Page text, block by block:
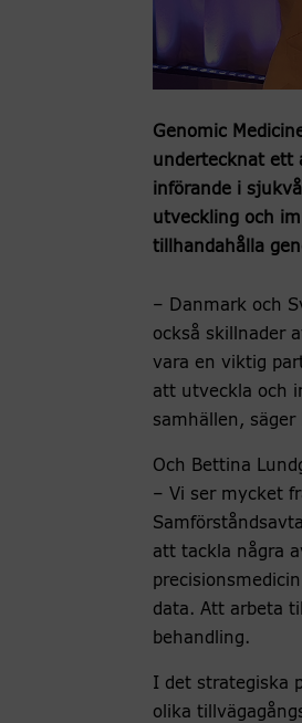
Genomic
undertecknat ett
införande i
utveckling och
tillhandahålla
– Danmark och
också skillnader
vara en viktig
att utveckla och
samhällen, säger
Och Bettina
– Vi ser mycket
att tackla några
data. Att arbeta
behandling.
I det strategiska
olika